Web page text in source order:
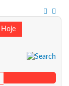
Hoje